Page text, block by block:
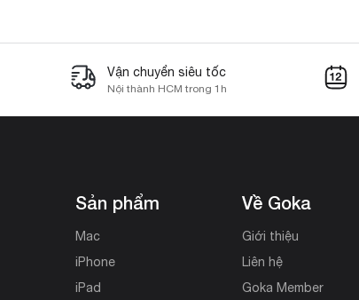
Vận chuyển siêu tốc
Nội thành HCM trong 1h
Sản phẩm
Mac
iPhone
iPad
Về Goka
Giới thiệu
Liên hệ
Goka Member